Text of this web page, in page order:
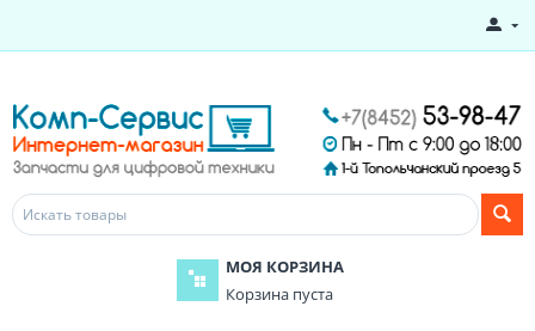
МОЯ КОРЗИНА
Корзина пуста